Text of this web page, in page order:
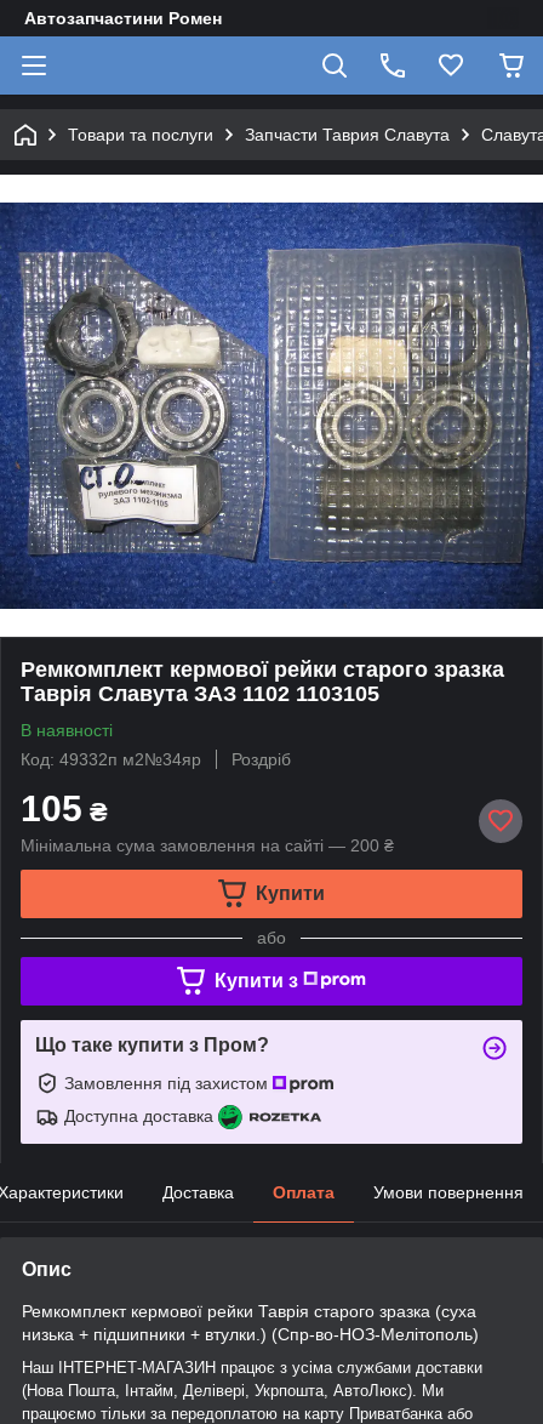
Автозапчастини Ромен
Товари та послуги Запчасти Таврия Славута
Ремкомплект кермової рейки старого зразка
Таврія Славута ЗАЗ 1102 1103105
В наявності
Код: 49332п м2№34яр
Роздріб
105 ₴
Мінімальна сума замовлення на сайті — 200 ₴
Купити
або
Купити з
Що таке купити з Пром?
Замовлення під захистом
Доступна доставка
Доставка Оплата Умови повернення
Опис
Ремкомплект кермової рейки Таврія старого зразка (суха
низька + підшипники + втулки.) (Спр-во-НОЗ-Мелітополь)
Наш ІНТЕРНЕТ-МАГАЗИН працює з усіма службами доставки
(Нова Пошта, Інтайм, Делівері, Укрпошта, АвтоЛюкс). Ми
працюємо тільки за передоплатою на карту Приватбанка або